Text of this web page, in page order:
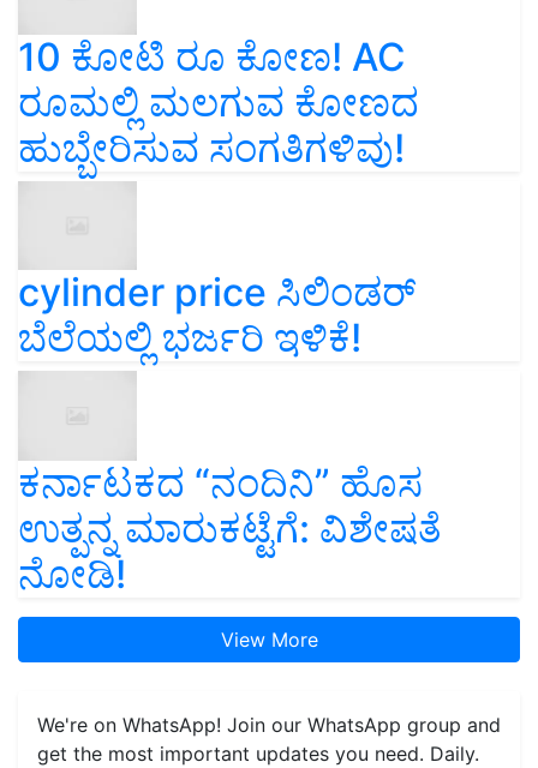
10 ಕೋಟಿ ರೂ ಕೋಣ! AC
ರೂಮಲ್ಲಿ ಮಲಗುವ ಕೋಣದ
ಹುಬ್ಬೇರಿಸುವ ಸಂಗತಿಗಳಿವು!
cylinder price ಸಿಲಿಂಡರ್‌
ಬೆಲೆಯಲ್ಲಿ ಭರ್ಜರಿ ಇಳಿಕೆ!
ಕರ್ನಾಟಕದ “ನಂದಿನಿ” ಹೊಸ
ಉತ್ಪನ್ನ ಮಾರುಕಟ್ಟೆಗೆ: ವಿಶೇಷತೆ
ನೋಡಿ!
View More
We're on WhatsApp! Join our WhatsApp group and
get the most important updates you need. Daily.